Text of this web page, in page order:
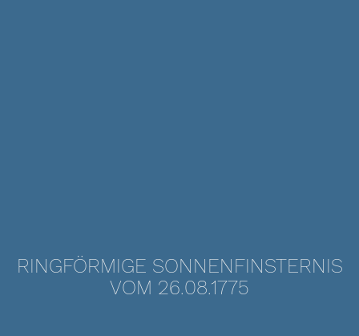
RINGFÖRMIGE SONNENFINSTERNIS
VOM 26.08.1775